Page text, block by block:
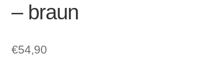
– braun
€54,90